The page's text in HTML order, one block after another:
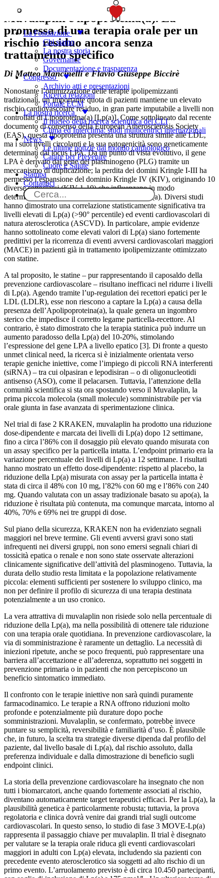
La Fondazione
Chi siamo
La nostra storia
Governance
Documentazione e trasparenza
Congresso
Archivio atti e presentazioni
Ricerca relazioni
Portale ECM
La nostra ricerca
Il nucleo della ricerca scientifica del CLI
Clima ed Interclima: studi multicentrici internazionali
News
Le ultime notizie dal mondo cardiologico
Capire per Prevenire
Cuore e Salute
Stampa
Contattaci
Muvalaplin e lipoproteina(a). La
promessa di una terapia orale per un
rischio residuo ancora senza
trattamento specifico
Di Matteo Mancinelli e Flavio Giuseppe Biccirè
Nonostante l’ottimizzazione delle terapie ipolipemizzanti
tradizionali, un’importante quota di pazienti mantiene un elevato
rischio cardiovascolare residuo, in gran parte imputabile a livelli non
controllati di Lipoproteina(a) [Lp(a)]. Come sottolineato dal recente
documento di consenso della European Atherosclerosis Society
(EAS), questa lipoproteina presenta una struttura simile alle LDL,
ma i suoi livelli circolanti e la sua patogenicità sono geneticamente
determinati dal locus LPA. Da un punto di vista evolutivo, il gene
LPA è derivato dal gene del plasminogeno (PLG) tramite un
meccanismo di duplicazione; la perdita dei domini Kringle I-III ha
permesso l’espansione del dominio Kringle IV (KIV), originando 10
diverse sottoclassi (KIV 1-10) che influenzano in modo
determinante la concentrazione plasmatica di Lp(a). Diversi studi
hanno dimostrato una correlazione statisticamente significativa tra
livelli elevati di Lp(a) (>90° percentile) ed eventi cardiovascolari di
natura aterosclerotica (ASCVD). In particolare, ampie evidenze
hanno sottolineato come elevati valori di Lp(a) siano fortemente
predittivi per la ricorrenza di eventi avversi cardiovascolari maggiori
(MACE) in pazienti già in trattamento ipolipemizzante ottimizzato
con statine.
A tal proposito, le statine – pur rappresentando il caposaldo della
prevenzione cardiovascolare – risultano inefficaci nel ridurre i livelli
di Lp(a). Agendo tramite l’up-regulation dei recettori epatici per le
LDL (LDLR), esse non riescono a captare la Lp(a) a causa della
presenza dell’Apolipoproteina(a), la quale genera un ingombro
sterico che impedisce il corretto legame particella-recettore. Al
contrario, è stato dimostrato che la terapia statinica può indurre un
aumento paradosso della Lp(a) del 10-20%, stimolando
l’espressione del gene LPA a livello epatico [3]. Di fronte a questo
unmet clinical need, la ricerca si è inizialmente orientata verso
terapie geniche iniettive, come l’impiego di piccoli RNA interferenti
(siRNA) – tra cui olpasiran e lepodisiran – o di oligonucleotidi
antisenso (ASO), come il pelacarsen. Tuttavia, l’attenzione della
comunità scientifica si sta ora spostando verso il Muvalaplin, la
prima piccola molecola (small molecule) somministrabile per via
orale giunta in fase avanzata di sperimentazione clinica.
Nel trial di fase 2 KRAKEN, muvalaplin ha prodotto una riduzione
dose-dipendente e marcata dei livelli di Lp(a) dopo 12 settimane,
fino a circa l’86% con il dosaggio più elevato quando misurata con
un assay specifico per la particella intatta. L’endpoint primario era la
variazione percentuale dei livelli di Lp(a) a 12 settimane. I risultati
hanno mostrato un effetto dose-dipendente: rispetto al placebo, la
riduzione della Lp(a) misurata con assay per la particella intatta è
stata di circa il 48% con 10 mg, l’82% con 60 mg e l’86% con 240
mg. Quando valutata con un assay tradizionale basato su apo(a), la
riduzione è risultata più contenuta, ma comunque marcata, intorno al
40%, 70% e 69% nei tre gruppi di dose.
Sul piano della sicurezza, KRAKEN non ha evidenziato segnali
maggiori nel breve termine. Gli eventi avversi gravi sono stati
infrequenti nei diversi gruppi, non sono emersi segnali chiari di
tossicità epatica o renale e non sono state osservate alterazioni
clinicamente significative dell’attività del plasminogeno. Tuttavia, la
durata dello studio resta limitata e la popolazione relativamente
piccola: elementi sufficienti per sostenere lo sviluppo clinico, ma
non per definire il profilo di sicurezza di una terapia destinata
potenzialmente a un uso cronico.
La vera attrattiva di muvalaplin non risiede solo nella percentuale di
riduzione della Lp(a), ma nella possibilità di ottenere tale riduzione
con una terapia orale quotidiana. In prevenzione cardiovascolare, la
via di somministrazione è raramente un dettaglio. La necessità di
iniezioni ripetute, anche se poco frequenti, può rappresentare una
barriera all’accettazione e all’aderenza, soprattutto nei soggetti in
prevenzione primaria o in pazienti che non percepiscono un
beneficio sintomatico immediato.
Il confronto con le terapie iniettive non sarà quindi puramente
farmacodinamico. Le terapie a RNA offrono riduzioni molto
profonde e potenzialmente più durature dopo poche
somministrazioni. Muvalaplin, se confermato, potrebbe invece
puntare su semplicità, reversibilità e familiarità d’uso. È plausibile
che, in futuro, la scelta tra strategie diverse dipenda dal profilo del
paziente, dal livello basale di Lp(a), dal rischio assoluto, dalla
preferenza individuale e dalla dimostrazione di beneficio sugli
endpoint clinici.
La storia della prevenzione cardiovascolare ha insegnato che non
tutti i biomarcatori, anche quando fortemente associati al rischio,
diventano automaticamente target terapeutici efficaci. Per la Lp(a), la
plausibilità genetica è particolarmente robusta; tuttavia, la prova
regolatoria e clinica dovrà venire dai grandi trial sugli outcome
cardiovascolari. In questo senso, lo studio di fase 3 MOVE-Lp(a)
rappresenta il passaggio chiave per muvalaplin. Il trial è disegnato
per valutare se la terapia orale riduca gli eventi cardiovascolari
maggiori in adulti con Lp(a) elevata, includendo sia pazienti con
precedente evento aterosclerotico sia soggetti ad alto rischio di un
primo evento. L’arruolamento previsto è di circa 10.450 partecipanti,